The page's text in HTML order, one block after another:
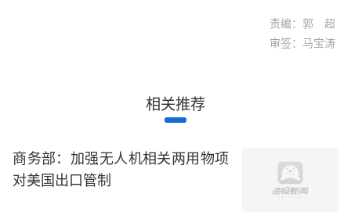
责编：郭 超
审签：马宝涛
相关推荐
商务部：加强无人机相关两用物项
对美国出口管制